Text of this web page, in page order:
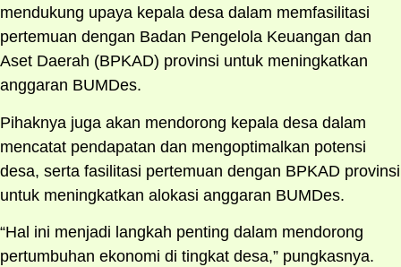
mendukung upaya kepala desa dalam memfasilitasi
pertemuan dengan Badan Pengelola Keuangan dan
Aset Daerah (BPKAD) provinsi untuk meningkatkan
anggaran BUMDes.
Pihaknya juga akan mendorong kepala desa dalam
mencatat pendapatan dan mengoptimalkan potensi
desa, serta fasilitasi pertemuan dengan BPKAD provinsi
untuk meningkatkan alokasi anggaran BUMDes.
“Hal ini menjadi langkah penting dalam mendorong
pertumbuhan ekonomi di tingkat desa,” pungkasnya.